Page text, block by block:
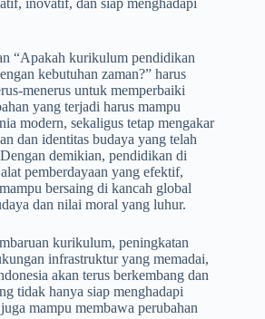
“Apakah kurikulum pendidikan
kebutuhan zaman?” harus
menerus untuk memperbaiki
yang terjadi harus mampu
modern, sekaligus tetap mengakar
dan identitas budaya yang telah
demikian, pendidikan di
pemberdayaan yang efektif,
bersaing di kancah global
dan nilai moral yang luhur.
kurikulum, peningkatan
infrastruktur yang memadai,
akan terus berkembang dan
tidak hanya siap menghadapi
mampu membawa perubahan